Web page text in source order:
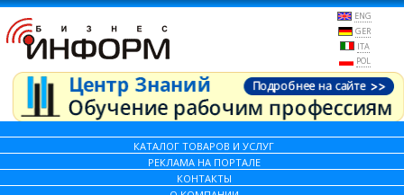
ENG
GER
ITA
POL
КАТАЛОГ ТОВАРОВ И УСЛУГ
РЕКЛАМА НА ПОРТАЛЕ
КОНТАКТЫ